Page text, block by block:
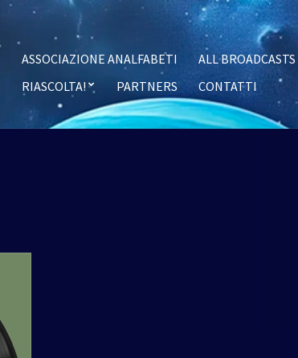
ASSOCIAZIONE ANALFABETI ALL BROADCASTS
RIASCOLTA!
PARTNERS CONTATTI